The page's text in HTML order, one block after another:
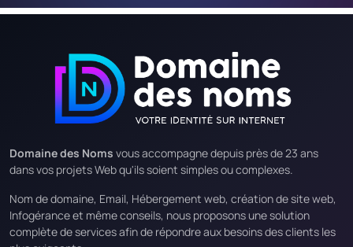
Domaine des Noms vous accompagne depuis près de 23 ans
dans vos projets Web qu'ils soient simples ou complexes.
Nom de domaine, Email, Hébergement web, création de site web,
Infogérance et même conseils, nous proposons une solution
complète de services afin de répondre aux besoins des clients les